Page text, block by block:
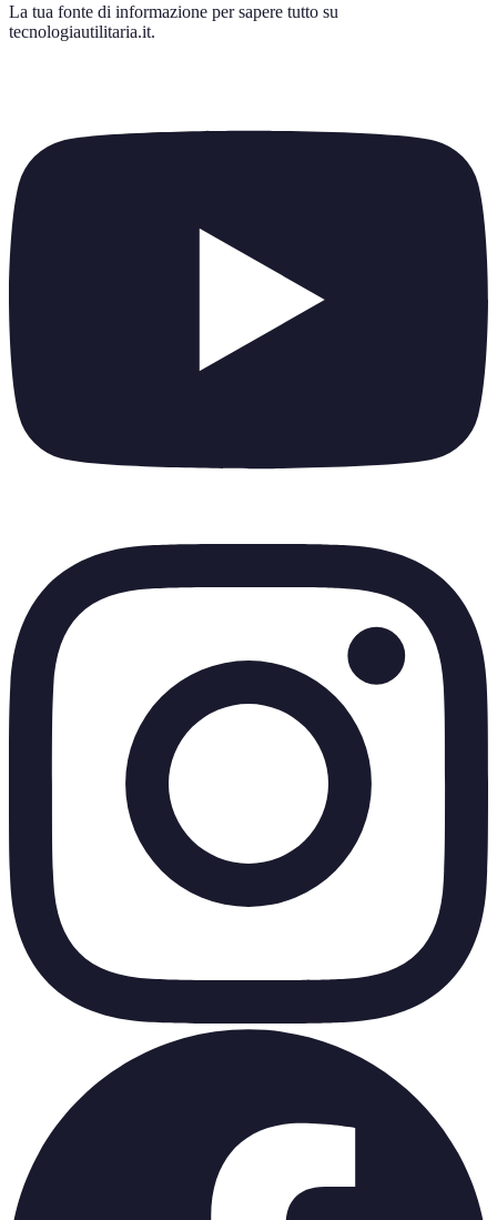
La tua fonte di informazione per sapere tutto su
tecnologiautilitaria.it.